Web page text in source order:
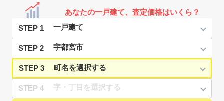
あなたの一戸建て、査定価格はいくら？
STEP 1
STEP 2
STEP 3
STEP 4